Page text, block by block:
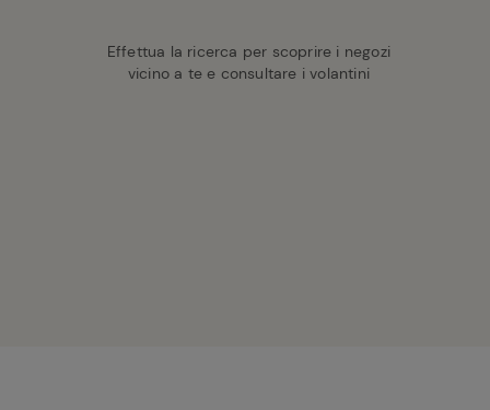
Effettua la ricerca per scoprire i negozi
vicino a te e consultare i volantini